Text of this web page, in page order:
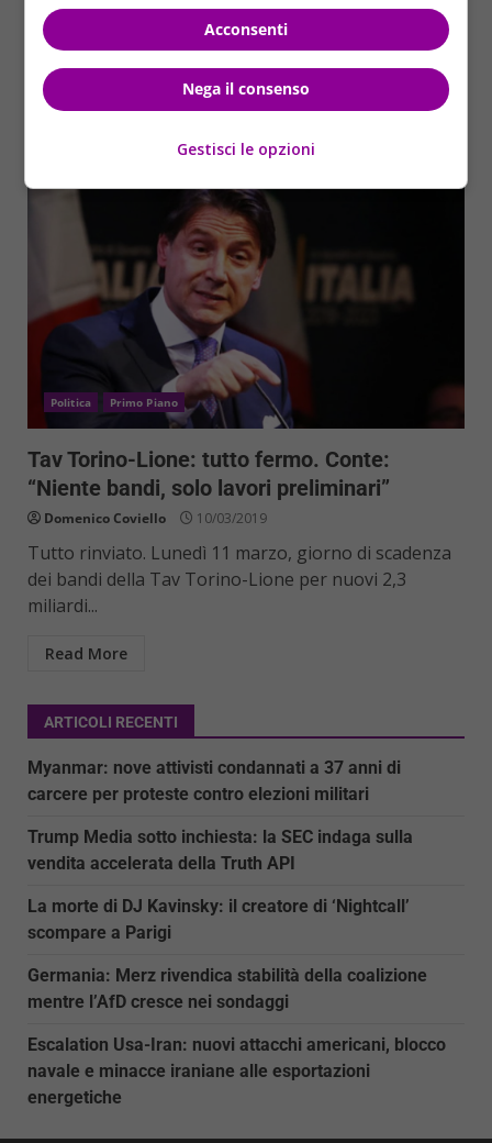
Domenico Coviello
I corpi senza vita di Daniele Nardi e Tom Ballard
sono stati trovati a circa 5.900 metri...
Politica Primo Piano
Tav Torino-Lione: tutto fermo. Conte:
“Niente bandi, solo lavori preliminari”
Domenico Coviello 10/03/2019
Tutto rinviato. Lunedì 11 marzo, giorno di scadenza
dei bandi della Tav Torino-Lione per nuovi 2,3
miliardi...
Read More
ARTICOLI RECENTI
Myanmar: nove attivisti condannati a 37 anni di
carcere per proteste contro elezioni militari
Trump Media sotto inchiesta: la SEC indaga sulla
vendita accelerata della Truth API
La morte di DJ Kavinsky: il creatore di ‘Nightcall’
scompare a Parigi
Germania: Merz rivendica stabilità della coalizione
mentre l’AfD cresce nei sondaggi
Escalation Usa-Iran: nuovi attacchi americani, blocco
navale e minacce iraniane alle esportazioni
energetiche
Acconsenti
Nega il consenso
Gestisci le opzioni